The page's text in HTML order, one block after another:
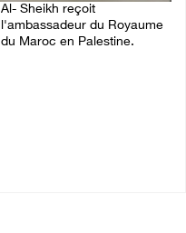
Al- Sheikh reçoit
l'ambassadeur du Royaume
du Maroc en Palestine.